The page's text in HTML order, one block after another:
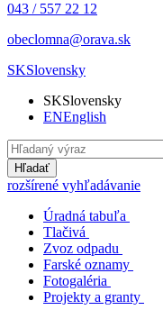
043 / 557 22 12
obeclomna@orava.sk
SKSlovensky
SKSlovensky
ENEnglish
Hľadať
rozšírené vyhľadávanie
Úradná tabuľa
Tlačivá
Zvoz odpadu
Farské oznamy
Fotogaléria
Projekty a granty